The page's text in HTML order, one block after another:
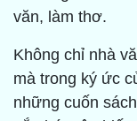
văn, làm thơ.
Không chỉ nhà
mà trong ký ức
những cuốn